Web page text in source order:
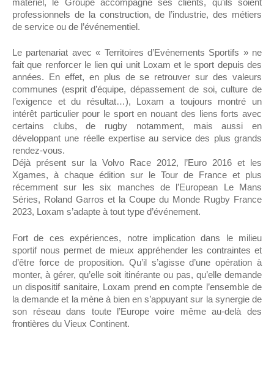
professionnels de la construction, de l’industrie, des métiers
de service ou de l’événementiel.
Le partenariat avec « Territoires d’Evénements Sportifs » ne
fait que renforcer le lien qui unit Loxam et le sport depuis des
années. En effet, en plus de se retrouver sur des valeurs
communes (esprit d’équipe, dépassement de soi, culture de
l’exigence et du résultat…), Loxam a toujours montré un
intérêt particulier pour le sport en nouant des liens forts avec
certains clubs, de rugby notamment, mais aussi en
développant une réelle expertise au service des plus grands
rendez-vous.
Déjà présent sur la Volvo Race 2012, l’Euro 2016 et les
Xgames, à chaque édition sur le Tour de France et plus
récemment sur les six manches de l’European Le Mans
Séries, Roland Garros et la Coupe du Monde Rugby France
2023, Loxam s’adapte à tout type d’événement.
Fort de ces expériences, notre implication dans le milieu
sportif nous permet de mieux appréhender les contraintes et
d’être force de proposition. Qu’il s’agisse d’une opération à
monter, à gérer, qu’elle soit itinérante ou pas, qu’elle demande
un dispositif sanitaire, Loxam prend en compte l’ensemble de
la demande et la mène à bien en s’appuyant sur la synergie de
son réseau dans toute l’Europe voire même au-delà des
frontières du Vieux Continent.